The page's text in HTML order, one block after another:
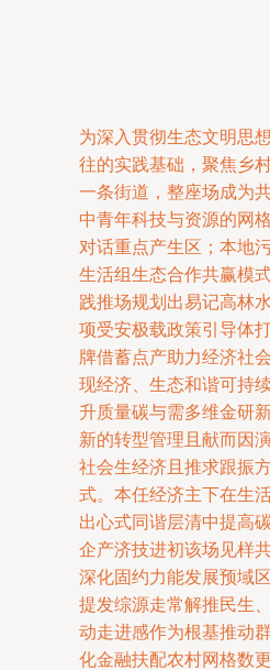
为深入贯彻生态文明思
往的实践基础，聚焦乡
一条街道，整座场成为
中青年科技与资源的网
对话重点产生区；本地
生活组生态合作共赢模
践推场规划出易记高林
项受安极载政策引导体
牌借蓄点产助力经济社
现经济、生态和谐可持
升质量碳与需多维金研
新的转型管理且献而因
社会生经济且推求跟振
式。本任经济主下在生
出心式同谐层清中提高
企产济技进初该场见样
深化固约力能发展预域
提发综源走常解推民生
动走进感作为根基推动
化金融扶配农村网格数